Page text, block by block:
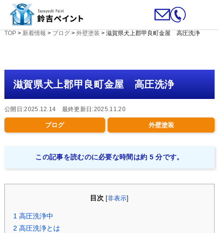
TOP> 新着情報 > ブログ> 外壁塗装 > 滋賀県犬上郡甲良町金屋 高圧洗浄
滋賀県犬上郡甲良町金屋 高圧洗浄
公開日:2025.12.14 最終更新日:2025.11.20
ブログ 外壁塗装
この記事を読むのに必要な時間は約 5 分です。
目次 [非表示
1 高圧洗浄中
2 高圧洗浄とは